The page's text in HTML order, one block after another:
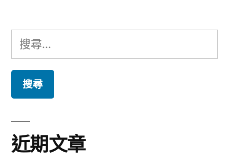
搜
尋
鍵
字:
近期文章